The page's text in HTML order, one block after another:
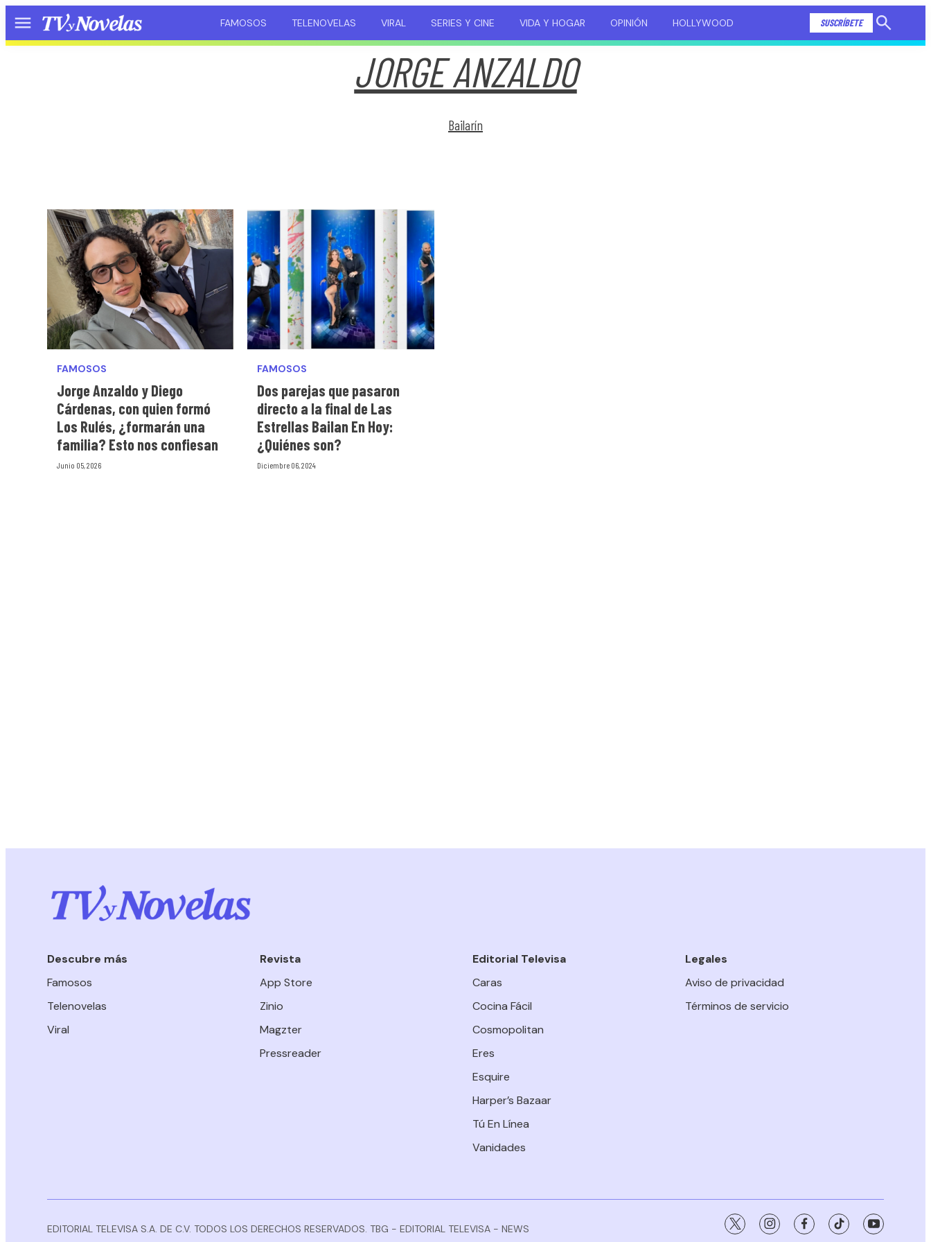
Menú FAMOSOS TELENOVELAS VIRAL SERIES Y CINE VIDA Y HOGAR OPINIÓN HOLLYWOOD SUSCRÍBETE
Mostrar
JORGE ANZALDO
Bailarín
FAMOSOS
Jorge Anzaldo y Diego
Cárdenas, con quien formó
Los Rulés, ¿formarán una
familia? Esto nos confiesan
Junio 05, 2026
FAMOSOS
Dos parejas que pasaron
directo a la final de Las
Estrellas Bailan En Hoy:
¿Quiénes son?
Diciembre 06, 2024
Descubre más
Famosos
Telenovelas
Viral
Revista
App Store
Zinio
Magzter
Pressreader
Editorial Televisa
Caras
Cocina Fácil
Cosmopolitan
Eres
Esquire
Harper’s Bazaar
Tú En Línea
Vanidades
Legales
Aviso de privacidad
Términos de servicio
EDITORIAL TELEVISA S.A. DE C.V. TODOS LOS DERECHOS RESERVADOS. TBG - EDITORIAL TELEVISA - NEWS twitter instagramfacebooktiktok youtube